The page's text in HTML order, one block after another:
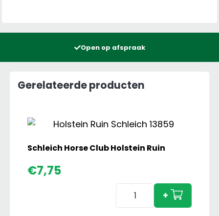
Open op afspraak
Gerelateerde producten
Schleich Horse Club Holstein Ruin
€7,75
Schleich
Horse
+